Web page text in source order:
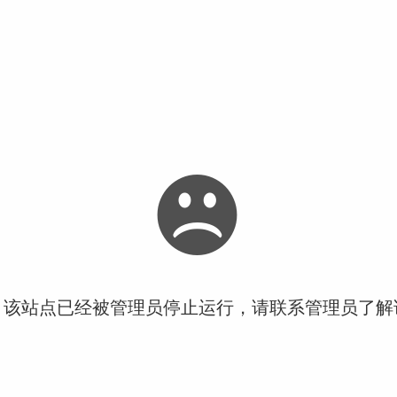
站点已经被管理员停止运行，请联系管理员了